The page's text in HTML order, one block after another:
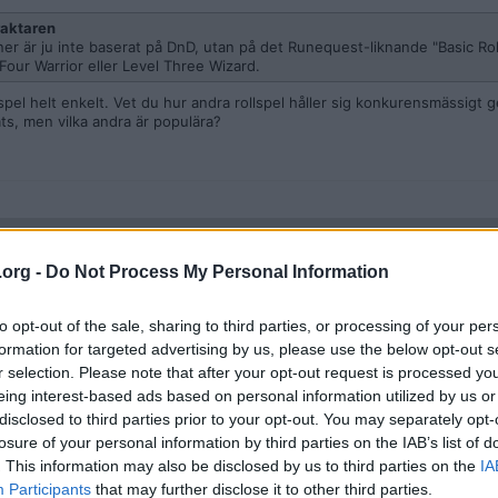
- Do Not Process My Personal Information
opt-out of the sale, sharing to third parties, or processing of your
for targeted advertising by us, please use the below opt-out
selection. Please note that after your opt-out request is processed
interest-based ads based on personal information utilized by us
to third parties prior to your opt-out. You may separately
of your personal information by third parties on the IAB’s list of
This information may also be disclosed by us to third parties on the
Participants that may further disclose it to other third parties.
är ju inte baserat på DnD, utan på det Runequest-liknande "Basic
Warrior eller Level Three Wizard.
helt enkelt. Vet du hur andra rollspel håller sig konkurensmässigt
men vilka andra är populära?
det går väl lite sådär) Vi håller på att köra igenom Lost mine of
ett par vänner till DnD. Går förhållandevis rätt bra, dem verkar ha
kommer "learning by doing".